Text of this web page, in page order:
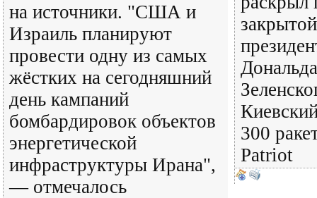
на источники. "США и
Израиль планируют
провести одну из самых
жёстких на сегодняшний
день кампаний
бомбардировок объектов
энергетической
инфраструктуры Ирана",
— отмечалось
300
Patriot